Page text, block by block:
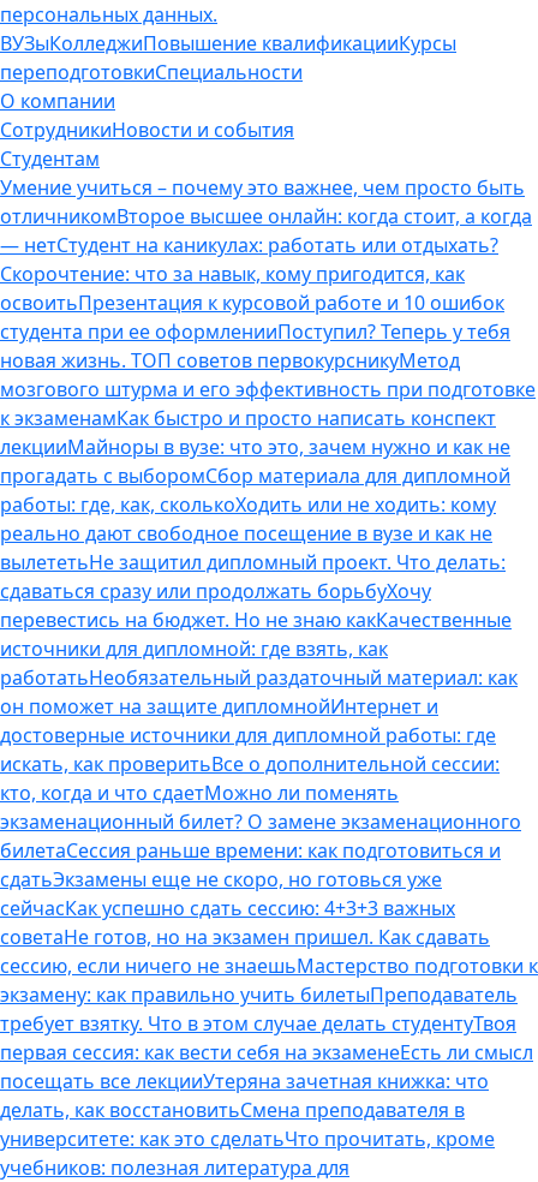
персональных данных.
ВУЗыКолледжиПовышение квалификацииКурсы
переподготовкиСпециальности
О компании
СотрудникиНовости и события
Студентам
Умение учиться – почему это важнее, чем просто быть
отличникомВторое высшее онлайн: когда стоит, а когда
— нетСтудент на каникулах: работать или отдыхать?
Скорочтение: что за навык, кому пригодится, как
освоитьПрезентация к курсовой работе и 10 ошибок
студента при ее оформленииПоступил? Теперь у тебя
новая жизнь. ТОП советов первокурсникуМетод
мозгового штурма и его эффективность при подготовке
к экзаменамКак быстро и просто написать конспект
лекцииМайноры в вузе: что это, зачем нужно и как не
прогадать с выборомСбор материала для дипломной
работы: где, как, сколькоХодить или не ходить: кому
реально дают свободное посещение в вузе и как не
вылететьНе защитил дипломный проект. Что делать:
сдаваться сразу или продолжать борьбуХочу
перевестись на бюджет. Но не знаю какКачественные
источники для дипломной: где взять, как
работатьНеобязательный раздаточный материал: как
он поможет на защите дипломнойИнтернет и
достоверные источники для дипломной работы: где
искать, как проверитьВсе о дополнительной сессии:
кто, когда и что сдаетМожно ли поменять
экзаменационный билет? О замене экзаменационного
билетаСессия раньше времени: как подготовиться и
сдатьЭкзамены еще не скоро, но готовься уже
сейчасКак успешно сдать сессию: 4+3+3 важных
советаНе готов, но на экзамен пришел. Как сдавать
сессию, если ничего не знаешьМастерство подготовки к
экзамену: как правильно учить билетыПреподаватель
требует взятку. Что в этом случае делать студентуТвоя
первая сессия: как вести себя на экзаменеЕсть ли смысл
посещать все лекцииУтеряна зачетная книжка: что
делать, как восстановитьСмена преподавателя в
университете: как это сделатьЧто прочитать, кроме
учебников: полезная литература для